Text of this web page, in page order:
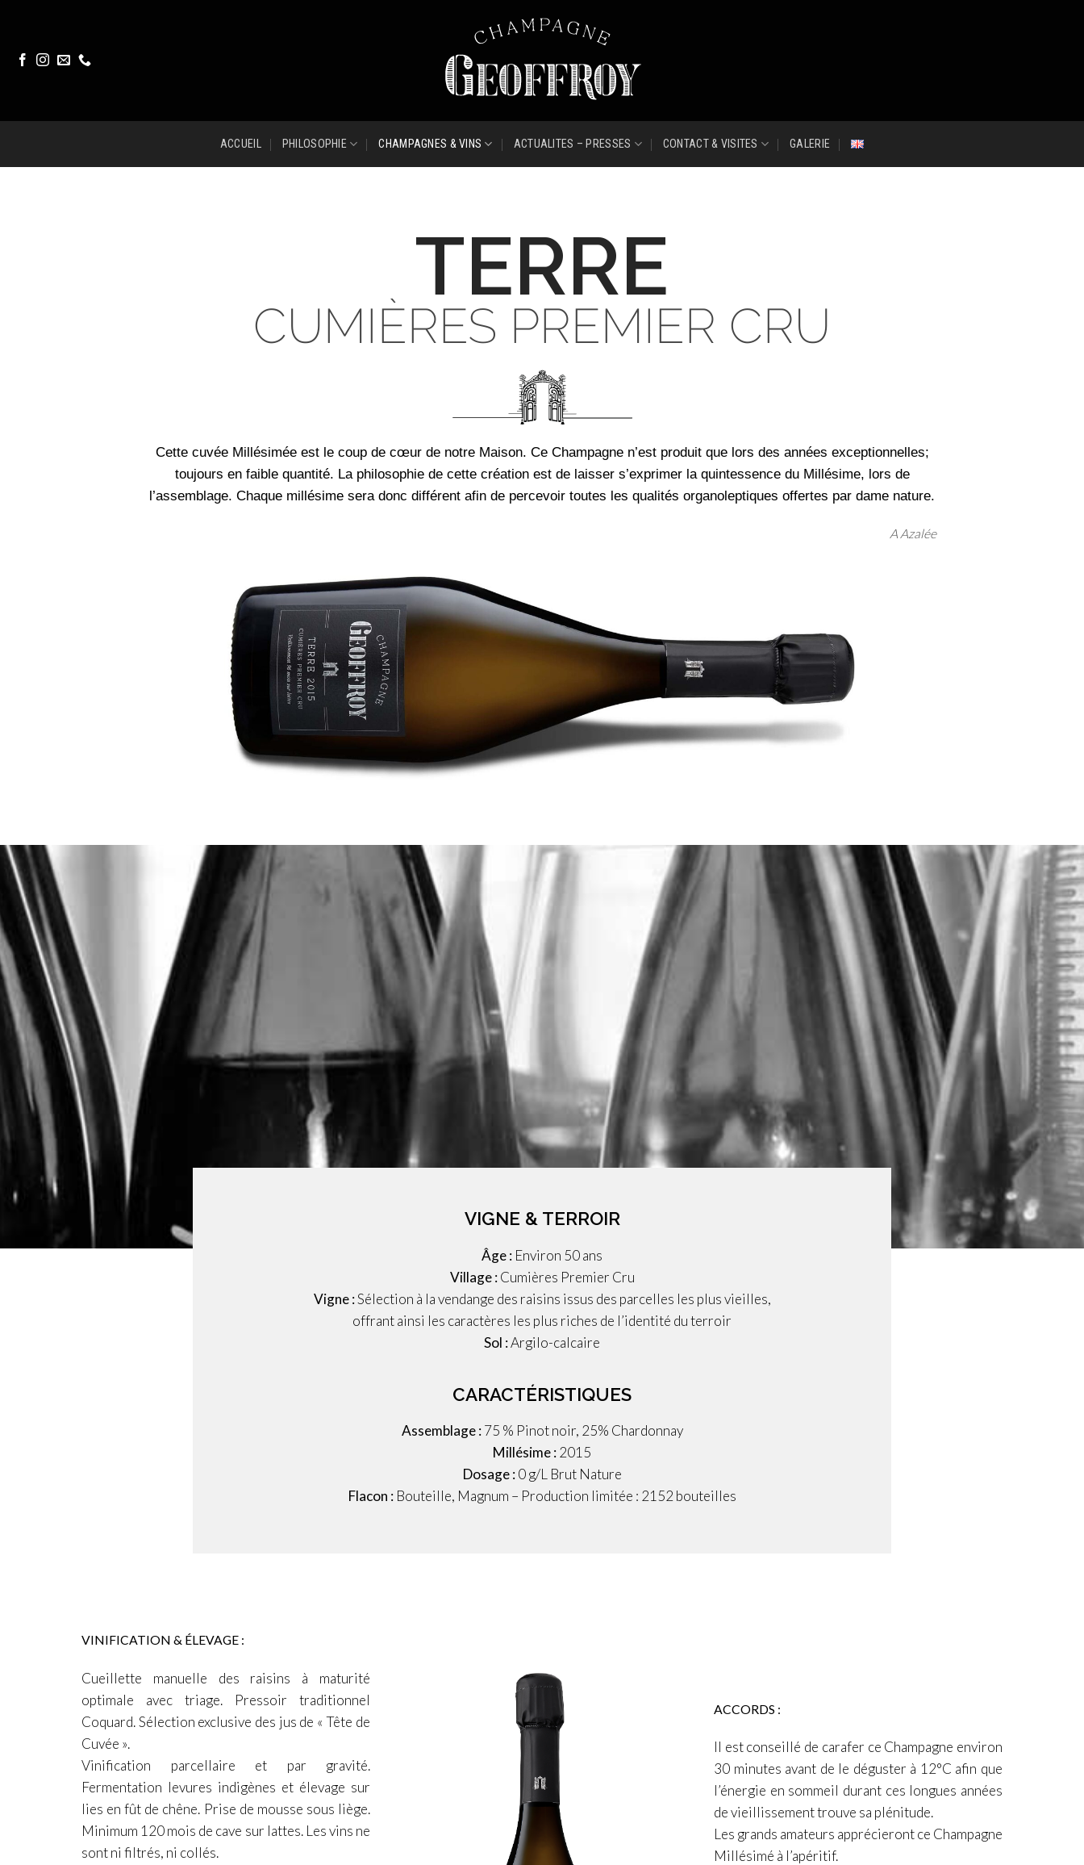
ACCUEIL PHILOSOPHIE CHAMPAGNES & VINS ACTUALITES – PRESSES CONTACT & VISITES GALERIE
TERRE
CUMIÈRES PREMIER CRU
Cette cuvée Millésimée est le coup de cœur de notre Maison. Ce Champagne n’est produit que lors des années exceptionnelles;
toujours en faible quantité. La philosophie de cette création est de laisser s’exprimer la quintessence du Millésime, lors de
l’assemblage. Chaque millésime sera donc différent afin de percevoir toutes les qualités organoleptiques offertes par dame nature.
A Azalée
VIGNE & TERROIR
Âge : Environ 50 ans
Village :Cumières Premier Cru
Vigne :Sélection à la vendange des raisins issus des parcelles les plus vieilles,
offrant ainsi les caractères les plus riches de l’identité du terroir
Sol :Argilo-calcaire
CARACTÉRISTIQUES
Assemblage :75 % Pinot noir, 25% Chardonnay
Millésime :2015
Dosage :0 g/L Brut Nature
Flacon :Bouteille, Magnum – Production limitée : 2152 bouteilles
VINIFICATION & ÉLEVAGE :
Cueillette manuelle des raisins à maturité
optimale avec triage.
Pressoir traditionnel
Coquard.Sélection exclusive des jus de « Tête de
Cuvée ».
Vinification parcellaire et par gravité.
Fermentation levures indigènes et élevage sur
lies en fût de chêne. Prise de mousse sous liège.
Minimum 120 mois de cave sur lattes. Les vins ne
sont ni filtrés, ni collés.
ACCORDS :
Il est conseillé de carafer ce Champagne environ
30 minutes avant de le déguster à 12°C afin que
l’énergie en sommeil durant ces longues années
de vieillissement trouve sa plénitude.
Les grands amateurs apprécieront ce Champagne
Millésimé à l’apéritif.